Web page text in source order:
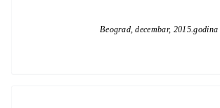
Beograd, decembar, 2015.godina